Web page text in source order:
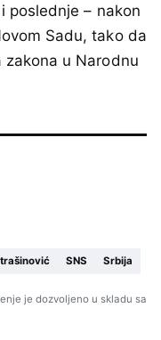
poslednje – nakon
Sadu, tako da
zakona u Narodnu
SNS Srbija
je dozvoljeno u skladu sa